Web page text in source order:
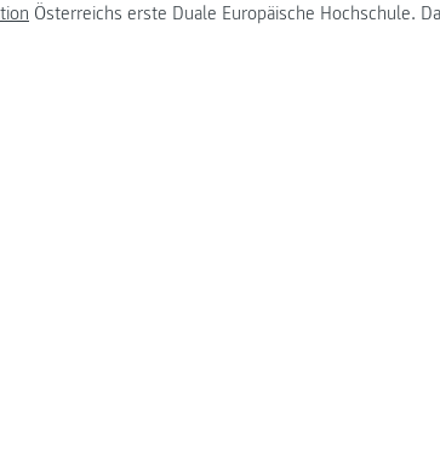
Österreichs erste Duale Europäische Hochschule.